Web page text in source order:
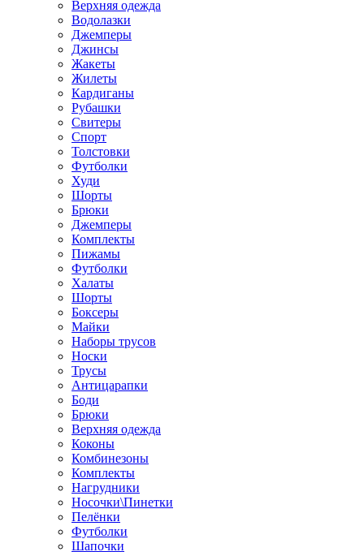
Верхняя одежда
Водолазки
Джемперы
Джинсы
Жакеты
Жилеты
Кардиганы
Рубашки
Свитеры
Спорт
Толстовки
Футболки
Худи
Шорты
Брюки
Джемперы
Комплекты
Пижамы
Футболки
Халаты
Шорты
Боксеры
Майки
Наборы трусов
Носки
Трусы
Антицарапки
Боди
Брюки
Верхняя одежда
Коконы
Комбинезоны
Комплекты
Нагрудники
Носочки\Пинетки
Пелёнки
Футболки
Шапочки